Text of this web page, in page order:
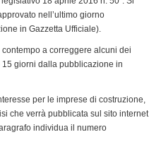
nell’ultimo giorno
in Gazzetta Ufficiale).
a correggere alcuni dei
giorni dalla pubblicazione in
per le imprese di costruzione,
che verrà pubblicata sul sito internet
individua il numero